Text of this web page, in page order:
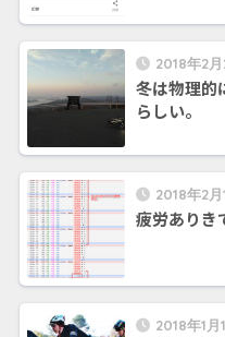
2018年2月
冬は物理的
らしい。
2018年2月
疲労ありき
2018年1月